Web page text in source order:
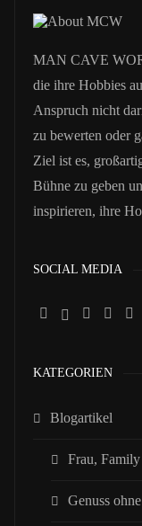
MAN CAVE
die ihre Hobbies
Anspruch nicht
zu bewerten oder
Ziel ist es,
Bühne zu geben
inspirieren, ihre
SOCIAL MEDIA
KATEGORIEN
Blogartikel
Frau,
Genuss